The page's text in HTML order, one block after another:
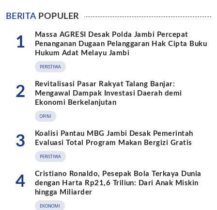
BERITAPOPULER
1
Massa AGRESI Desak Polda Jambi Percepat
Penanganan Dugaan Pelanggaran Hak Cipta Buku
Hukum Adat Melayu Jambi
PERISTIWA
2
Revitalisasi Pasar Rakyat Talang Banjar:
Mengawal Dampak Investasi Daerah demi
Ekonomi Berkelanjutan
OPINI
3
Koalisi Pantau MBG Jambi Desak Pemerintah
Evaluasi Total Program Makan Bergizi Gratis
PERISTIWA
4
Cristiano Ronaldo, Pesepak Bola Terkaya Dunia
dengan Harta Rp21,6 Triliun: Dari Anak Miskin
hingga Miliarder
EKONOMI